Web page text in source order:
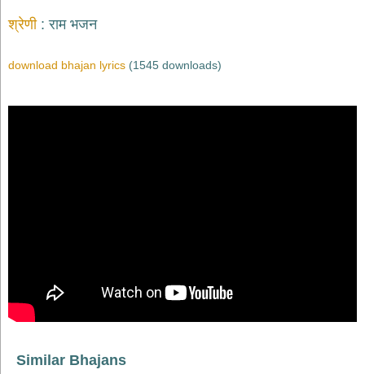
bhajans
भजन
gurudev
bhajans
विविध
miscellaneous
bhajans
श्रेणी राम भजन
download bhajan lyrics (1545 downloads)
Similar Bhajans